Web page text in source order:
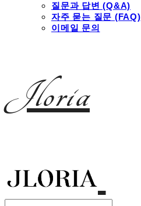
질문과 답변 (Q&A)
자주 묻는 질문 (FAQ)
이메일 문의
Jloria